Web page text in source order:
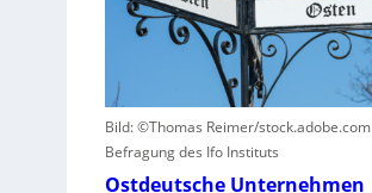
n
g
N
t
v
e
r
u
t
z
u
f
h
u
Bild: ©Thomas Reimer/stock.adobe.com
Befragung des Ifo Instituts
Ostdeutsche Unternehmen